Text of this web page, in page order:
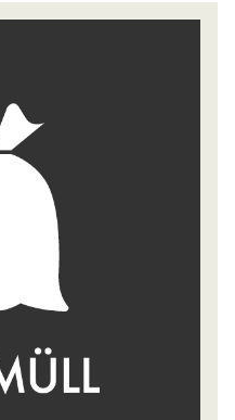
Anzeigen zu zeigen, die
einzelnen Benutzer sind
und werbetreibende